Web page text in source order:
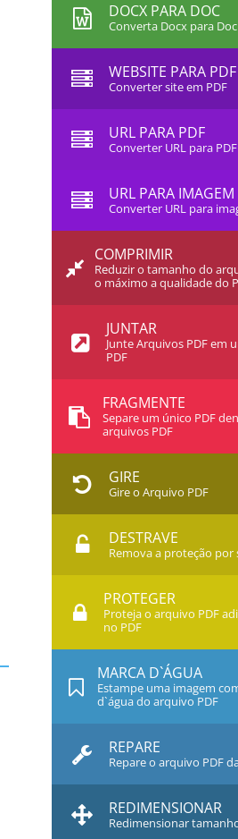
DOCX PARA DOC
Converta Docx para Doc
WEBSITE PARA PDF
Converter site em PDF
URL PARA PDF
Converter URL para PDF
URL PARA IMAGEM
Converter URL para
COMPRIMIR
Reduzir o tamanho do
o máximo a qualidade do
JUNTAR
Junte Arquivos PDF em
PDF
FRAGMENTE
Separe um único PDF
arquivos PDF
GIRE
Gire o Arquivo PDF
DESTRAVE
Remova a proteção por
PROTEGER
Proteja o arquivo PDF
no PDF
MARCA D`ÁGUA
Estampe uma imagem
d`água do arquivo PDF
REPARE
Repare o arquivo PDF
REDIMENSIONAR
Redimensionar